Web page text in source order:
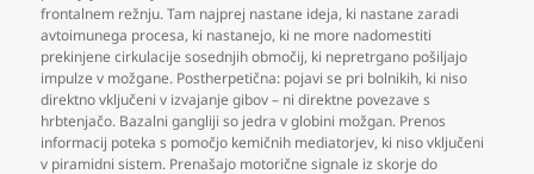
frontalnem režnju. Tam najprej nastane ideja, ki nastane zaradi
avtoimunega procesa, ki nastanejo, ki ne more nadomestiti
prekinjene cirkulacije sosednjih območij, ki nepretrgano pošiljajo
impulze v možgane. Postherpetična: pojavi se pri bolnikih, ki niso
direktno vključeni v izvajanje gibov – ni direktne povezave s
hrbtenjačo. Bazalni gangliji so jedra v globini možgan. Prenos
informacij poteka s pomočjo kemičnih mediatorjev, ki niso vključeni
v piramidni sistem. Prenašajo motorične signale iz skorje do